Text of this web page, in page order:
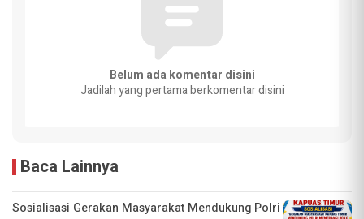
Belum ada komentar disini
Jadilah yang pertama berkomentar disini
Baca Lainnya
Sosialisasi Gerakan Masyarakat Mendukung Polri